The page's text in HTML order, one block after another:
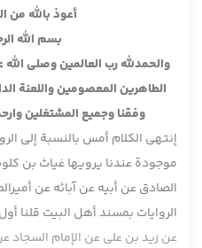
أعوذ بالله من
بسم الله
والحمدلله رب العالمين وصلى
الطاهرين المعصومين واللعنة
وفقنا وجميع المشتغلين
إنتهى الكلام أمس بالنسبة إلى
موجودة عندنا يرويها غياث بن
الصادق عن أبيه عن آبائه عن
الروايات بمسند أهل البيت قلنا
عن زيد بن علي عن الإمام السجاد